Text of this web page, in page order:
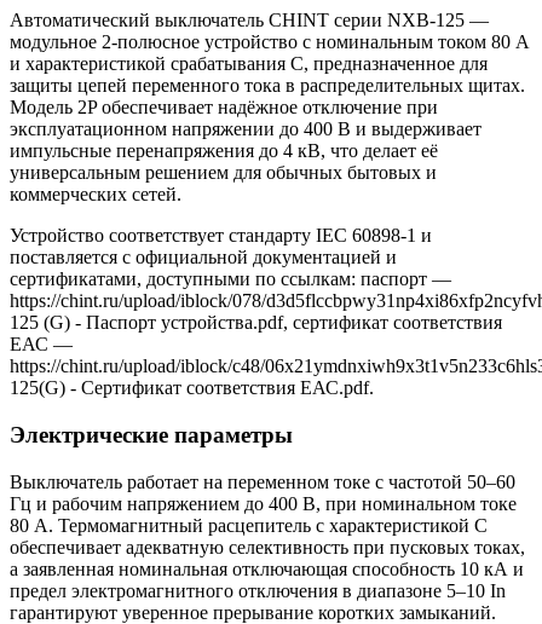
Автоматический выключатель CHINT серии NXB-125 —
модульное 2-полюсное устройство с номинальным током 80 A
и характеристикой срабатывания C, предназначенное для
защиты цепей переменного тока в распределительных щитах.
Модель 2P обеспечивает надёжное отключение при
эксплуатационном напряжении до 400 В и выдерживает
импульсные перенапряжения до 4 кВ, что делает её
универсальным решением для обычных бытовых и
коммерческих сетей.
Устройство соответствует стандарту IEC 60898-1 и
поставляется с официальной документацией и
сертификатами, доступными по ссылкам: паспорт —
https://chint.ru/upload/iblock/078/
125 (G) - Паспорт устройства.pdf, сертификат соответствия
ЕАС —
https://chint.ru/upload/iblock/c48/
125(G) - Сертификат соответствия ЕАС.pdf.
Электрические параметры
Выключатель работает на переменном токе с частотой 50–60
Гц и рабочим напряжением до 400 В, при номинальном токе
80 А. Термомагнитный расцепитель с характеристикой C
обеспечивает адекватную селективность при пусковых токах,
а заявленная номинальная отключающая способность 10 кА и
предел электромагнитного отключения в диапазоне 5–10 In
гарантируют уверенное прерывание коротких замыканий.